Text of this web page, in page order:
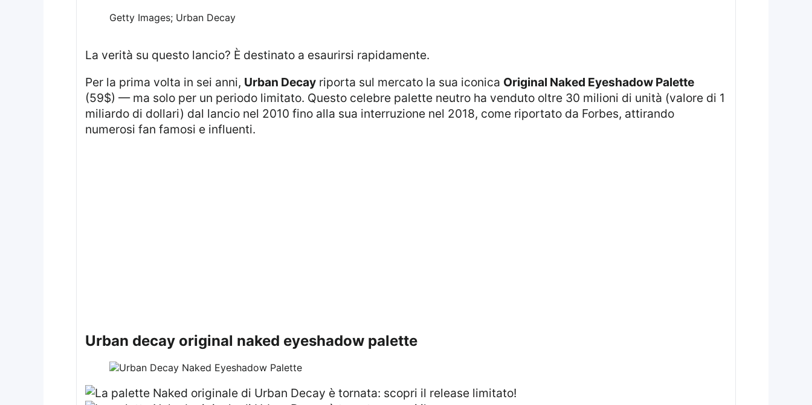
Getty Images; Urban Decay
La verità su questo lancio? È destinato a esaurirsi rapidamente.
Per la prima volta in sei anni, Urban Decayriporta sul mercato la sua iconica Original Naked Eyeshadow Palette
(59$) — ma solo per un periodo limitato. Questo celebre palette neutro ha venduto oltre 30 milioni di unità (valore di 1
miliardo di dollari) dal lancio nel 2010 fino alla sua interruzione nel 2018, come riportato da Forbes, attirando
numerosi fan famosi e influenti.
urban decay original naked eyeshadow palette